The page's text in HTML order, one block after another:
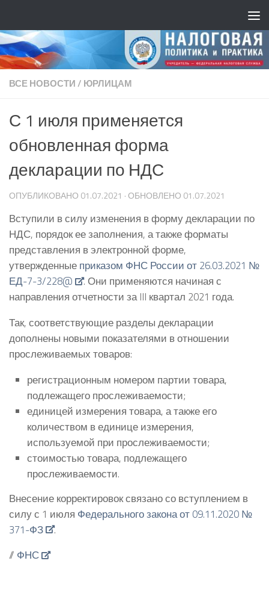
ВСЕ НОВОСТИ/ ЮРЛИЦАМ
С 1 июля применяется
обновленная форма
декларации по НДС
ОПУБЛИКОВАНО 01.07.2021 · ОБНОВЛЕНО 01.07.2021
Вступили в силу изменения в форму декларации по
НДС, порядок ее заполнения, а также форматы
представления в электронной форме,
утвержденные приказом ФНС России от 26.03.2021 №
ЕД-7-3/228@
. Они применяются начиная с
направления отчетности за III квартал 2021 года.
Так, соответствующие разделы декларации
дополнены новыми показателями в отношении
прослеживаемых товаров:
регистрационным номером партии товара,
подлежащего прослеживаемости;
единицей измерения товара, а также его
количеством в единице измерения,
используемой при прослеживаемости;
стоимостью товара, подлежащего
прослеживаемости.
Внесение корректировок связано со вступлением в
силу с 1 июля Федерального закона от 09.11.2020 №
371-ФЗ
.
// ФНС